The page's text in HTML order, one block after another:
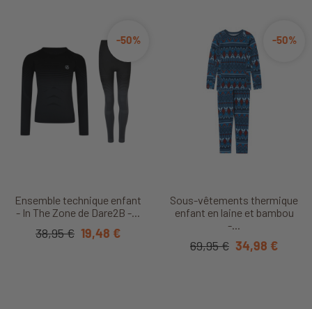
Ensemble technique enfant
- In The Zone de Dare2B -...
-50%
38,95 € 19,48 €
Sous-vêtements thermique
enfant en laine et bambou
-...
-50%
69,95 € 34,98 €